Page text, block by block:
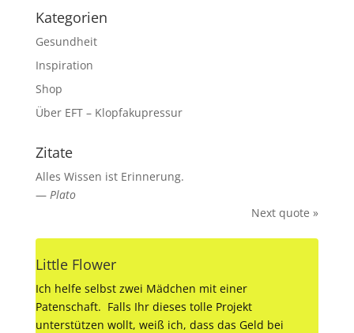
Kategorien
Gesundheit
Inspiration
Shop
Über EFT – Klopfakupressur
Zitate
Alles Wissen ist Erinnerung.
— Plato
Next quote »
Little Flower
Ich helfe selbst zwei Mädchen mit einer
Patenschaft. Falls Ihr dieses tolle Projekt
unterstützen wollt, weiß ich, dass das Geld bei